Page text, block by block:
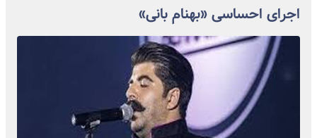
اجرای احساسی «بهنام بانی»